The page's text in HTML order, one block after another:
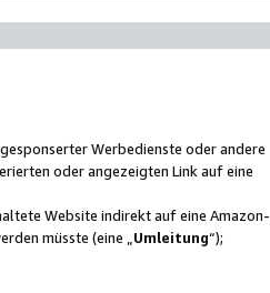
Werbedienste oder andere
oder angezeigten Link auf eine
Website indirekt auf eine Amazon-
müsste (eine „ Umleitung“);